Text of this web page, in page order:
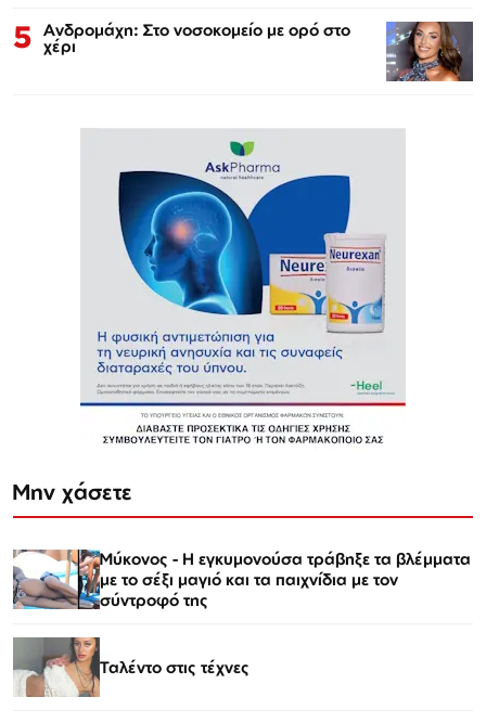
5 Ανδρομάχη: Στο νοσοκομείο με ορό στο
χέρι
Μην χάσετε
Μύκονος - Η εγκυμονούσα τράβηξε τα βλέμματα
με το σέξι μαγιό και τα παιχνίδια με τον
σύντροφό της
Ταλέντο στις τέχνες